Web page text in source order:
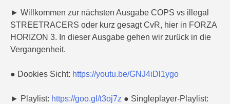
► Willkommen zur nächsten Ausgabe COPS vs illegal
STREETRACERS oder kurz gesagt CvR, hier in FORZA
HORIZON 3. In dieser Ausgabe gehen wir zurück in die
Vergangenheit.
● Dookies Sicht: https://youtu.be/GNJ4iDl1ygo
► Playlist: https://goo.gl/t3oj7z ● Singleplayer-Playlist: